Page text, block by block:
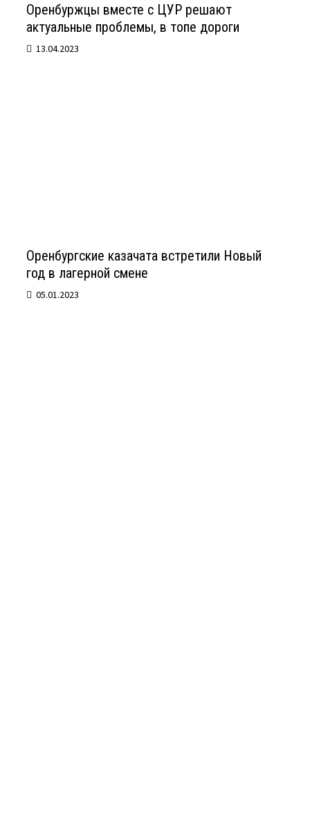
Оренбуржцы вместе с ЦУР решают
актуальные проблемы, в топе дороги
13.04.2023
Оренбургские казачата встретили Новый
год в лагерной смене
05.01.2023